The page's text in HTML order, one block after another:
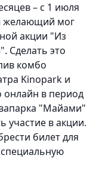
– с 1 июля
желающий мог
акции "Из
Сделать это
комбо
Kinopark и
онлайн в период
"Майами"
участие в акции.
билет для